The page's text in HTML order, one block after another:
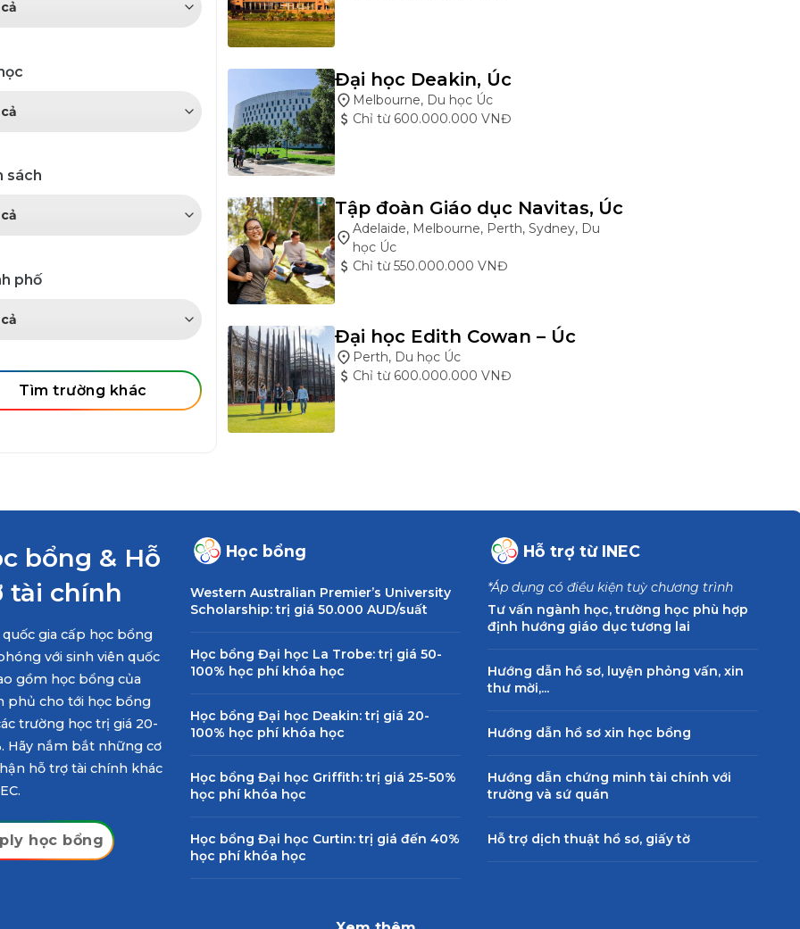
sách
phố
Tìm trường khác
Đại học Deakin, Úc
Melbourne, Du học Úc
Chỉ từ 600.000.000 VNĐ
Tập đoàn Giáo dục Navitas, Úc
Adelaide, Melbourne, Perth, Sydney, Du
học Úc
Chỉ từ 550.000.000 VNĐ
Đại học Edith Cowan – Úc
Perth, Du học Úc
Chỉ từ 600.000.000 VNĐ
Đại học La Trobe – Úc
Melbourne, Sydney, Du học Úc
Chỉ từ 550.000.000 VNĐ
Đại học Griffith – Úc
Brisbane, Gold Coast, Du học Úc
University of Canberra College
bổng & Hỗ
tài chính
quốc gia cấp học bổng
với sinh viên quốc
gồm học bổng của
phủ cho tới học bổng
trường học trị giá 20-
Hãy nắm bắt những cơ
hỗ trợ tài chính khác
học bổng
Học bổng
Western Australian Premier’s University
Scholarship: trị giá 50.000 AUD/suất
Học bổng Đại học La Trobe: trị giá 50-
100% học phí khóa học
Học bổng Đại học Deakin: trị giá 20-
100% học phí khóa học
Học bổng Đại học Griffith: trị giá 25-50%
học phí khóa học
Học bổng Đại học Curtin: trị giá đến 40%
học phí khóa học
Hỗ trợ từ INEC
*Áp dụng có điều kiện tuỳ chương trình
Tư vấn ngành học, trường học phù hợp
định hướng giáo dục tương lai
Hướng dẫn hồ sơ, luyện phỏng vấn, xin
thư mời,...
Hướng dẫn hồ sơ xin học bổng
Hướng dẫn chứng minh tài chính với
trường và sứ quán
Hỗ trợ dịch thuật hồ sơ, giấy tờ